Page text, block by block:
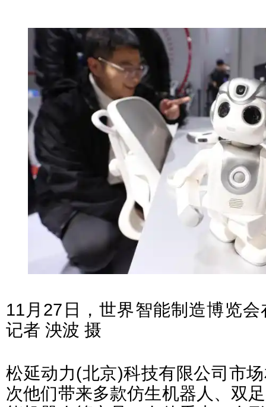
11月27日，世界智能制造博览
记者 泱波 摄
松延动力(北京)科技有限公司市
次他们带来多款仿生机器人、双